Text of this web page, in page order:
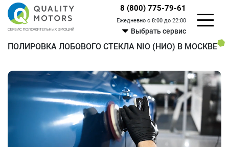
8 (800) 775-79-61
Ежедневно с 8:00 до 22:00
Выбрать сервис
ПОЛИРОВКА ЛОБОВОГО СТЕКЛА NIO (НИО) В МОСКВЕ